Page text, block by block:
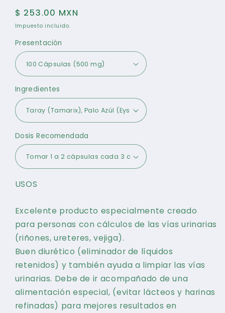
Precio
habitual
$ 253.00 MXN
Impuesto incluido.
Presentación
Ingredientes
Dosis Recomendada
USOS
Excelente producto especialmente creado
para personas con cálculos de las vías urinarias
(riñones, ureteres, vejiga).
Buen diurético (eliminador de líquidos
retenidos) y también ayuda a limpiar las vías
urinarias. Debe de ir acompañado de una
alimentación especial, (evitar lácteos y harinas
refinadas) para mejores resultados en